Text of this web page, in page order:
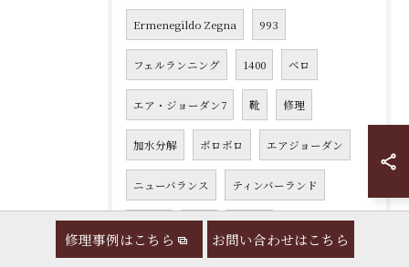
Ermenegildo Zegna 993
フェルランニング 1400 ベロ
エア・ジョーダン7 靴 修理
加水分解 ボロボロ エアジョーダン
ニューバランス ティンバーランド
ナイキ 破損 かかと
修理事例はこちら お問い合わせはこちら